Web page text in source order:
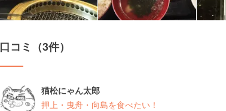
口コミ（3件）
猫松にゃん太郎
押上・曳舟・向島を食べたい！